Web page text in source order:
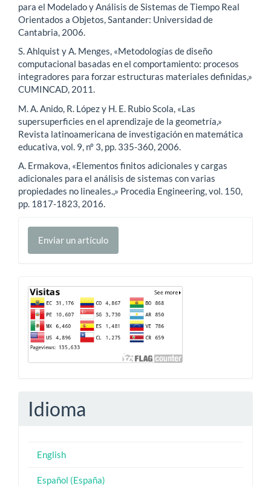
para el Modelado y Análisis de Sistemas de Tiempo Real
Orientados a Objetos, Santander: Universidad de
Cantabria, 2006.
S. Ahlquist y A. Menges, «Metodologías de diseño
computacional basadas en el comportamiento: procesos
integradores para forzar estructuras materiales definidas,»
CUMINCAD, 2011.
M. A. Anido, R. López y H. E. Rubio Scola, «Las
supersuperficies en el aprendizaje de la geometría,»
Revista latinoamericana de investigación en matemática
educativa, vol. 9, nº 3, pp. 335-360, 2006.
A. Ermakova, «Elementos finitos adicionales y cargas
adicionales para el análisis de sistemas con varias
propiedades no lineales.,» Procedia Engineering, vol. 150,
pp. 1817-1823, 2016.
Enviar
unEnviar un artículo
Contador
Idioma
English
Español (España)